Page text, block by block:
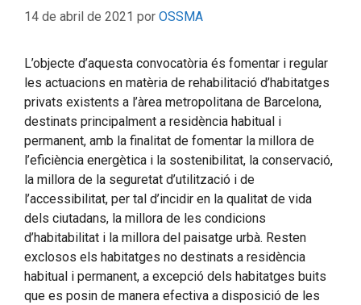
14 de abril de 2021 por OSSMA
L’objecte d’aquesta convocatòria és fomentar i regular
les actuacions en matèria de rehabilitació d’habitatges
privats existents a l’àrea metropolitana de Barcelona,
destinats principalment a residència habitual i
permanent, amb la finalitat de fomentar la millora de
l’eficiència energètica i la sostenibilitat, la conservació,
la millora de la seguretat d’utilització i de
l’accessibilitat, per tal d’incidir en la qualitat de vida
dels ciutadans, la millora de les condicions
d’habitabilitat i la millora del paisatge urbà. Resten
exclosos els habitatges no destinats a residència
habitual i permanent, a excepció dels habitatges buits
que es posin de manera efectiva a disposició de les